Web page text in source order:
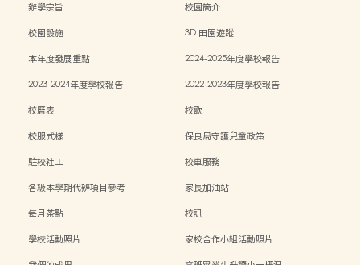
辦學宗旨
校園簡介
校園設施
3D 田園遊蹤
本年度發展重點
2024-2025年度學校報告
2023-2024年度學校報告
2022-2023年度學校報告
校曆表
校歌
校服式樣
保良局守護兒童政策
駐校社工
校車服務
各級本學期代辨項目參考
家長加油站
每月茶點
校訊
學校活動照片
家校合作小組活動照片